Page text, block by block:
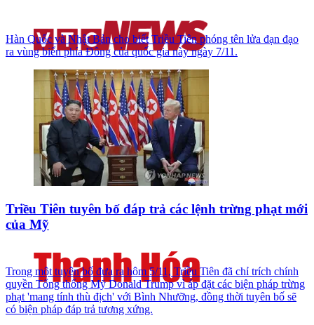
Hàn Quốc và Nhật Bản cho biết Triều Tiên phóng tên lửa đạn đạo
ra vùng biển phía Đông của quốc gia này ngày 7/11.
Triều Tiên tuyên bố đáp trả các lệnh trừng phạt mới
của Mỹ
Trong một tuyên bố đưa ra hôm 5/11, Triều Tiên đã chỉ trích chính
quyền Tổng thống Mỹ Donald Trump vì áp đặt các biện pháp trừng
phạt 'mang tính thù địch' với Bình Nhưỡng, đồng thời tuyên bố sẽ
có biện pháp đáp trả tương xứng.